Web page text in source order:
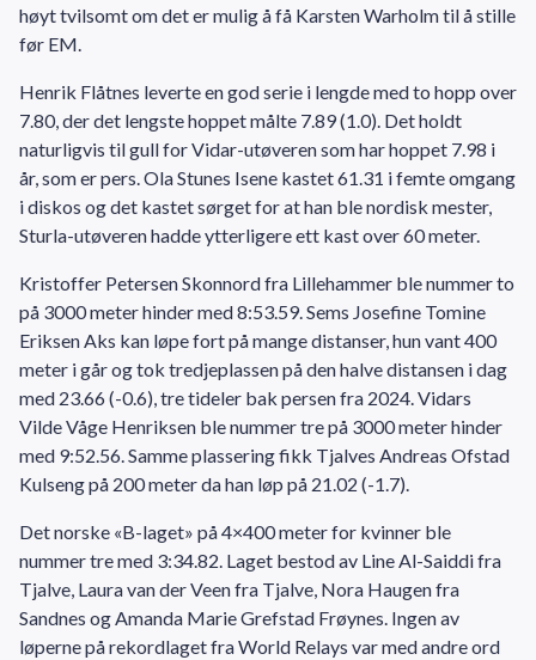
høyt tvilsomt om det er mulig å få Karsten Warholm til å stille
før EM.
Henrik Flåtnes leverte en god serie i lengde med to hopp over
7.80, der det lengste hoppet målte 7.89 (1.0). Det holdt
naturligvis til gull for Vidar-utøveren som har hoppet 7.98 i
år, som er pers. Ola Stunes Isene kastet 61.31 i femte omgang
i diskos og det kastet sørget for at han ble nordisk mester,
Sturla-utøveren hadde ytterligere ett kast over 60 meter.
Kristoffer Petersen Skonnord fra Lillehammer ble nummer to
på 3000 meter hinder med 8:53.59. Sems Josefine Tomine
Eriksen Aks kan løpe fort på mange distanser, hun vant 400
meter i går og tok tredjeplassen på den halve distansen i dag
med 23.66 (-0.6), tre tideler bak persen fra 2024. Vidars
Vilde Våge Henriksen ble nummer tre på 3000 meter hinder
med 9:52.56. Samme plassering fikk Tjalves Andreas Ofstad
Kulseng på 200 meter da han løp på 21.02 (-1.7).
Det norske «B-laget» på 4×400 meter for kvinner ble
nummer tre med 3:34.82. Laget bestod av Line Al-Saiddi fra
Tjalve, Laura van der Veen fra Tjalve, Nora Haugen fra
Sandnes og Amanda Marie Grefstad Frøynes. Ingen av
løperne på rekordlaget fra World Relays var med andre ord